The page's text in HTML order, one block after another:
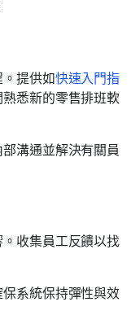
提供如快速入門指
悉新的零售排班軟
溝通並解決有關員
收集員工反饋以找
系統保持彈性與效